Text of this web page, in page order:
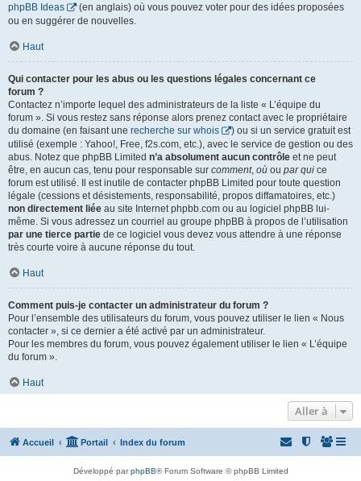
phpBB Ideas
(en anglais) où vous pouvez voter pour des idées proposées
ou en suggérer de nouvelles.
Haut
Qui contacter pour les abus ou les questions légales concernant ce
forum ?
Contactez n’importe lequel des administrateurs de la liste « L’équipe du
forum ». Si vous restez sans réponse alors prenez contact avec le propriétaire
du domaine (en faisant une recherche sur whois
) ou si un service gratuit est
utilisé (exemple : Yahoo!, Free, f2s.com, etc.), avec le service de gestion ou des
abus. Notez que phpBB Limited n’a absolument aucun contrôle et ne peut
être, en aucun cas, tenu pour responsable sur comment, où ou par qui ce
forum est utilisé. Il est inutile de contacter phpBB Limited pour toute question
légale (cessions et désistements, responsabilité, propos diffamatoires, etc.)
non directement liée au site Internet phpbb.com ou au logiciel phpBB lui-
même. Si vous adressez un courriel au groupe phpBB à propos de l’utilisation
par une tierce partie de ce logiciel vous devez vous attendre à une réponse
très courte voire à aucune réponse du tout.
Haut
Comment puis-je contacter un administrateur du forum ?
Pour l’ensemble des utilisateurs du forum, vous pouvez utiliser le lien « Nous
contacter », si ce dernier a été activé par un administrateur.
Pour les membres du forum, vous pouvez également utiliser le lien « L’équipe
du forum ».
Haut
Aller à
Accueil Portail Index du forum
Développé parphpBB® Forum Software © phpBB Limited